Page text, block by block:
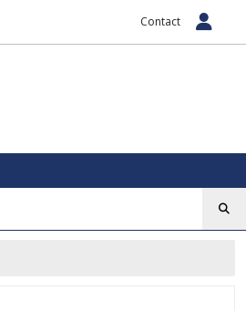
Contact